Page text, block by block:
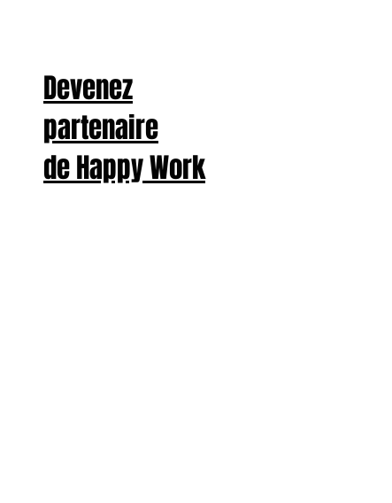
Devenez
partenaire
de Happy Work